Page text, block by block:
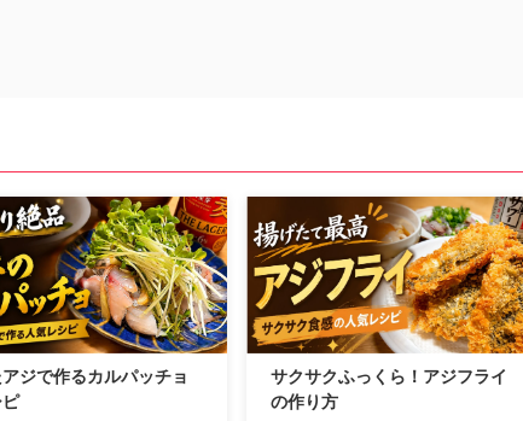
ジで作るカルパッチョ
サクサクふっくら！アジフライ
の作り方